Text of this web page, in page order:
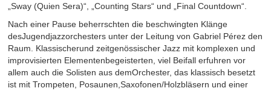
„Sway (Quien Sera)“, „Counting Stars“ und „Final Countdown“.
Nach einer Pause beherrschten die beschwingten Klänge
desJugendjazzorchesters unter der Leitung von Gabriel Pérez den
Raum. Klassischerund zeitgenössischer Jazz mit komplexen und
improvisierten Elementenbegeisterten, viel Beifall erfuhren vor
allem auch die Solisten aus demOrchester, das klassisch besetzt
ist mit Trompeten, Posaunen,Saxofonen/Holzbläsern und einer